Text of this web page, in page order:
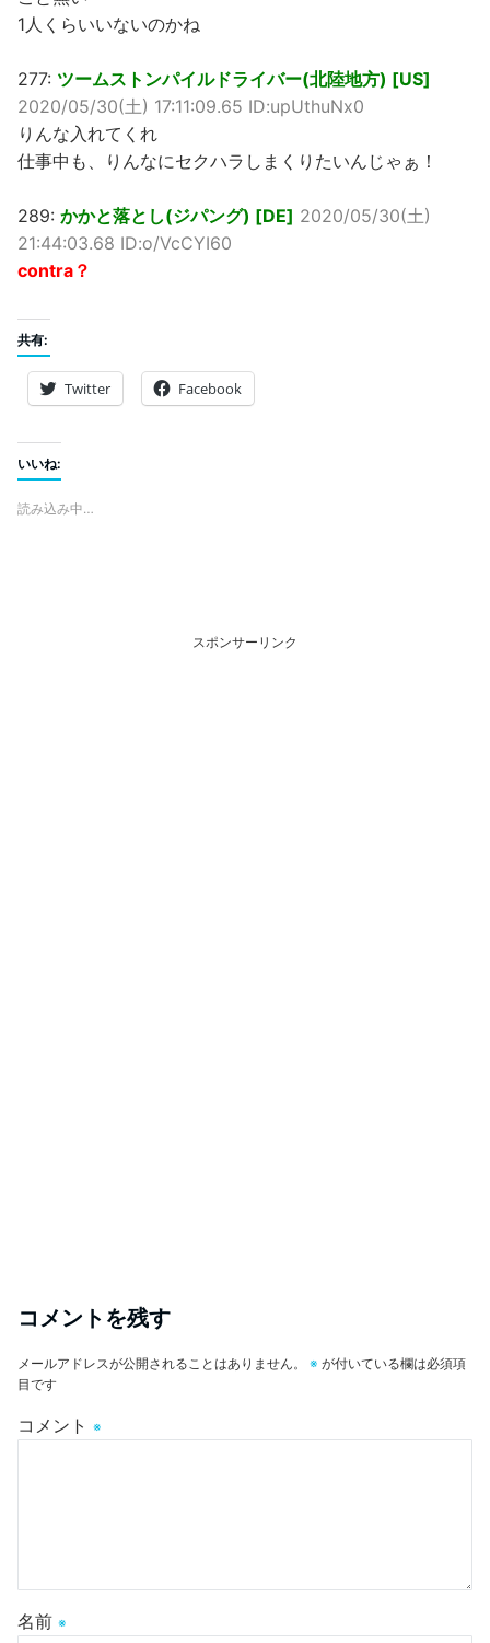
1人くらいいないのかね
277: ツームストンパイルドライバー(北陸地方) [US]
2020/05/30(土) 17:11:09.65 ID:upUthuNx0
りんな入れてくれ
仕事中も、りんなにセクハラしまくりたいんじゃぁ！
289: かかと落とし(ジパング) [DE] 2020/05/30(土)
21:44:03.68 ID:o/VcCYI60
contra？
共有:
Twitter Facebook
いいね:
読み込み中…
スポンサーリンク
コメントを残す
メールアドレスが公開されることはありません。 ※ が付いている欄は必須項
目です
コメント ※
名前 ※